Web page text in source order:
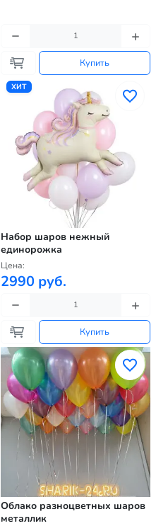
Купить
ХИТ
Набор шаров нежный
единорожка
Цена:
2990 руб.
Купить
Облако разноцветных шаров
металлик